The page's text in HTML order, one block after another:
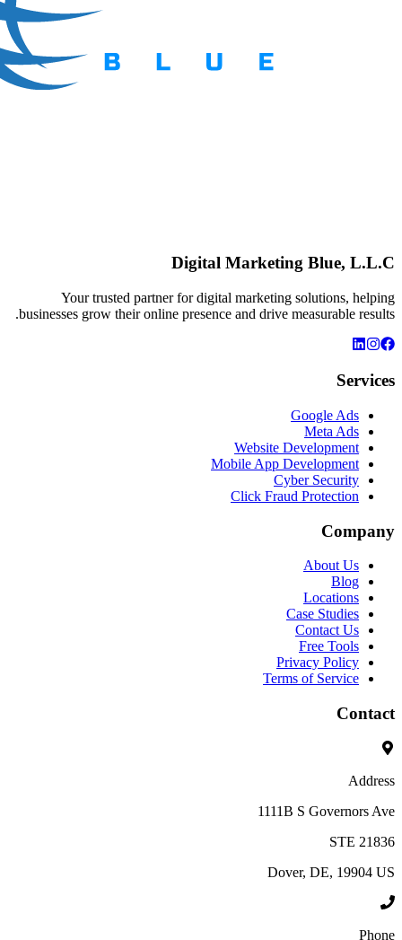
Digital Marketing Blue, L.L.C
Your trusted partner for digital marketing solutions, helping
businesses grow their online presence and drive measurable results.
Services
Google Ads
Meta Ads
Website Development
Mobile App Development
Cyber Security
Click Fraud Protection
Company
About Us
Blog
Locations
Case Studies
Contact Us
Free Tools
Privacy Policy
Terms of Service
Contact
Address
1111B S Governors Ave
STE 21836
Dover, DE, 19904 US
Phone